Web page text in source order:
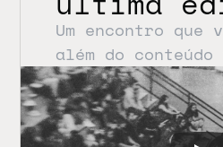
Um encontro que
além do